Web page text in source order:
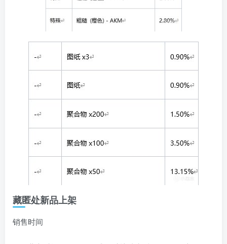
藏匿处新品上架
销售时间